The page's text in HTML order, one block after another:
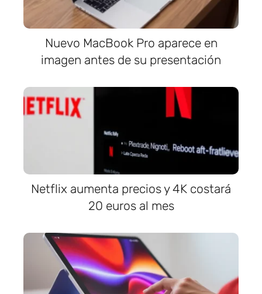
Nuevo MacBook Pro aparece en
imagen antes de su presentación
Netflix aumenta precios y 4K costará
20 euros al mes